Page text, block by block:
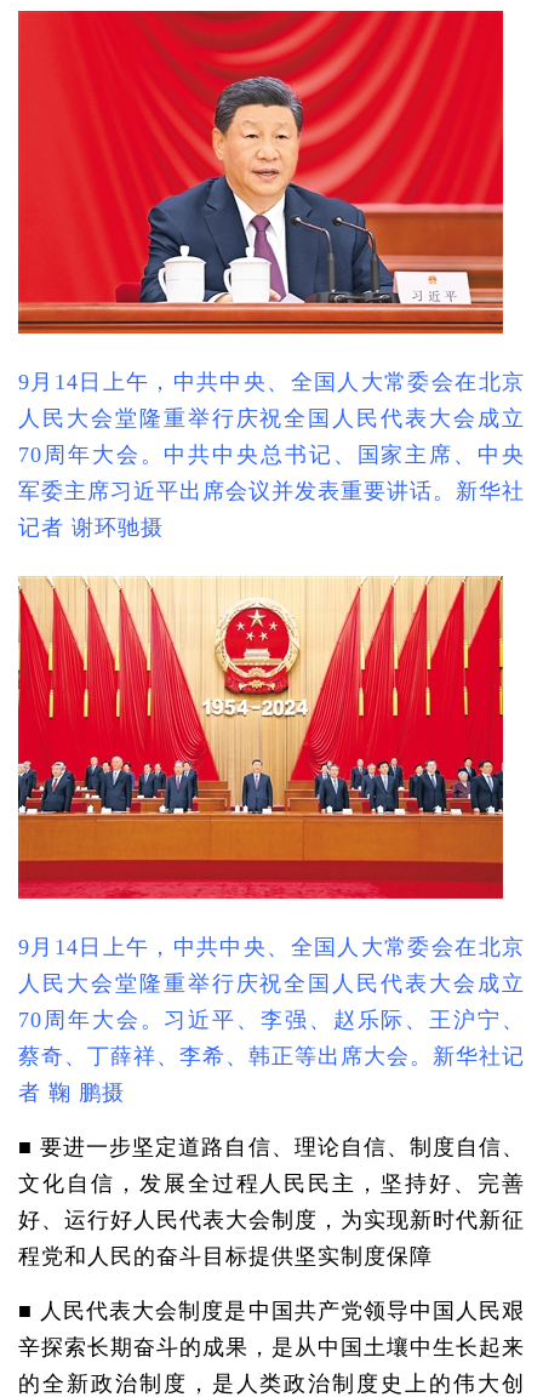
9月14日上午，中共中央、全国人大常委会在北京
人民大会堂隆重举行庆祝全国人民代表大会成立
70周年大会。中共中央总书记、国家主席、中央
军委主席习近平出席会议并发表重要讲话。新华社
记者 谢环驰摄
9月14日上午，中共中央、全国人大常委会在北京
人民大会堂隆重举行庆祝全国人民代表大会成立
70周年大会。习近平、李强、赵乐际、王沪宁、
蔡奇、丁薛祥、李希、韩正等出席大会。新华社记
者 鞠 鹏摄
■ 要进一步坚定道路自信、理论自信、制度自信、
文化自信，发展全过程人民民主，坚持好、完善
好、运行好人民代表大会制度，为实现新时代新征
程党和人民的奋斗目标提供坚实制度保障
■ 人民代表大会制度是中国共产党领导中国人民艰
辛探索长期奋斗的成果，是从中国土壤中生长起来
的全新政治制度，是人类政治制度史上的伟大创